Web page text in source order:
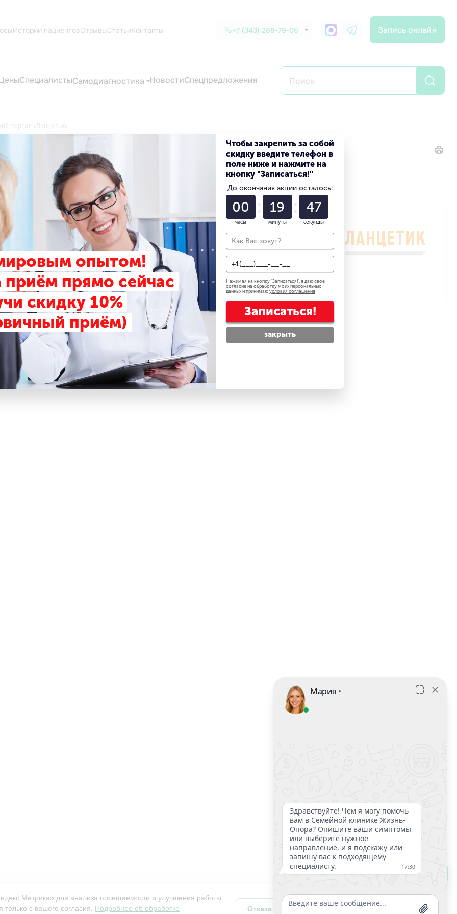
Истории пациентовОтзывыСтатьиКонтакты +7 (343) 288-79-06 Запись онлайн
СпециалистыСамодиагностика НовостиСпецпредложения
+7 (000) 123-45-67
партнеров
С чего начать лечение?
Метрика» для анализа посещаемости и улучшения работы
с вашего согласия. Подробнее об обработке
Отказаться Разрешить
опытом!
приём прямо сейчас
скидку 10%
приём)
Чтобы закрепить за собой
скидку введите телефон в
поле ниже и нажмите на
кнопку "Записаться!"
До окончания акции осталось:
00
часы
19
минуты
46
секунды
Нажимая на кнопку "Записаться!", я даю свое
согласие на обработку моих персональных
данных и принимаю условия соглашения
Записаться!
закрыть